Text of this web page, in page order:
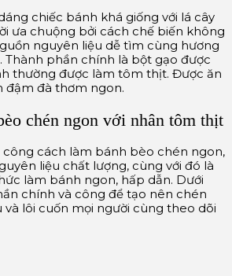
chiếc bánh khá giống với lá cây
ưa chuộng bởi cách chế biến không
nguyên liệu dễ tìm cùng hương
Thành phần chính là bột gạo được
thường được làm tôm thịt. Được ăn
đậm đà thơm ngon.
chén ngon với nhân tôm thịt
cách làm bánh bèo chén ngon,
liệu chất lượng, cùng với đó là
làm bánh ngon, hấp dẫn. Dưới
chính và công để tạo nên chén
lôi cuốn mọi người cùng theo dõi